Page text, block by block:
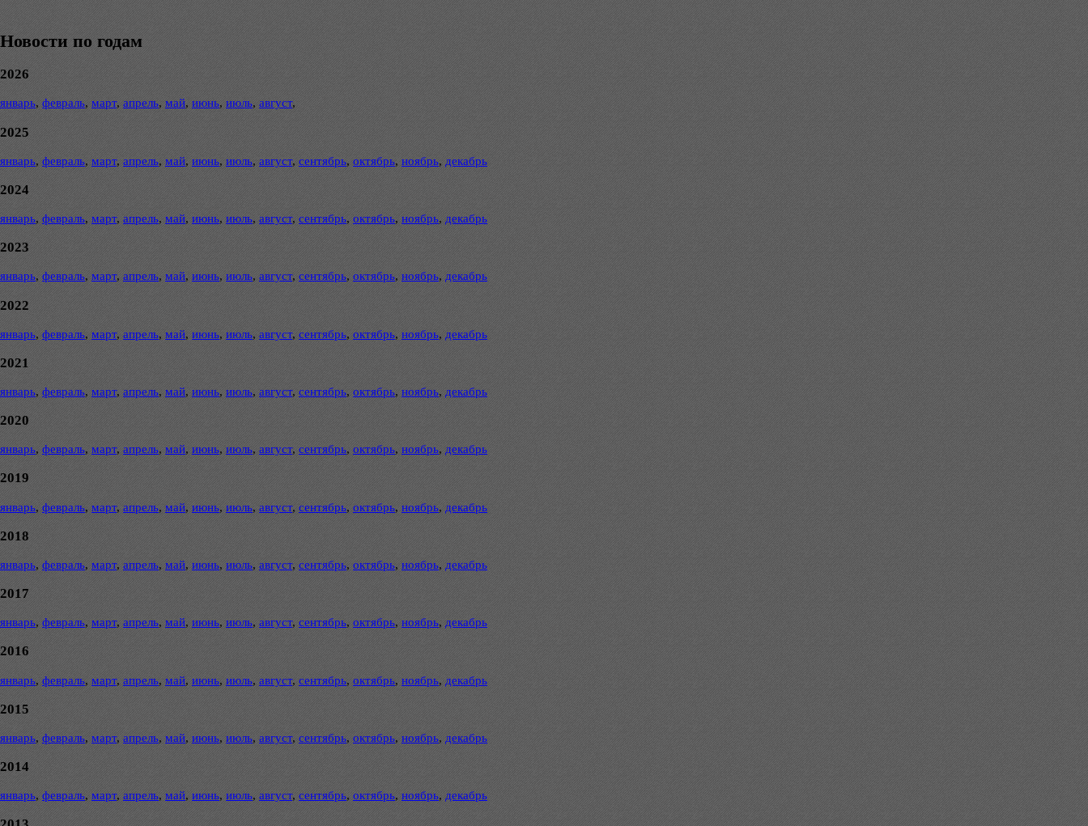
Новости по годам
2026
январь, февраль, март, апрель, май, июнь, июль, август,
2025
январь, февраль, март, апрель, май, июнь, июль, август, сентябрь, октябрь, ноябрь, декабрь
2024
январь, февраль, март, апрель, май, июнь, июль, август, сентябрь, октябрь, ноябрь, декабрь
2023
январь, февраль, март, апрель, май, июнь, июль, август, сентябрь, октябрь, ноябрь, декабрь
2022
январь, февраль, март, апрель, май, июнь, июль, август, сентябрь, октябрь, ноябрь, декабрь
2021
январь, февраль, март, апрель, май, июнь, июль, август, сентябрь, октябрь, ноябрь, декабрь
2020
январь, февраль, март, апрель, май, июнь, июль, август, сентябрь, октябрь, ноябрь, декабрь
2019
январь, февраль, март, апрель, май, июнь, июль, август, сентябрь, октябрь, ноябрь, декабрь
2018
январь, февраль, март, апрель, май, июнь, июль, август, сентябрь, октябрь, ноябрь, декабрь
2017
январь, февраль, март, апрель, май, июнь, июль, август, сентябрь, октябрь, ноябрь, декабрь
2016
январь, февраль, март, апрель, май, июнь, июль, август, сентябрь, октябрь, ноябрь, декабрь
2015
январь, февраль, март, апрель, май, июнь, июль, август, сентябрь, октябрь, ноябрь, декабрь
2014
январь, февраль, март, апрель, май, июнь, июль, август, сентябрь, октябрь, ноябрь, декабрь